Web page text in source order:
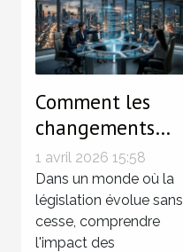
Comment les
changements
juridiques
influencent-ils
les entreprises
en 2026 ?
1 avril 2026 15:58
Dans un monde où la
législation évolue sans
cesse, comprendre
l'impact des